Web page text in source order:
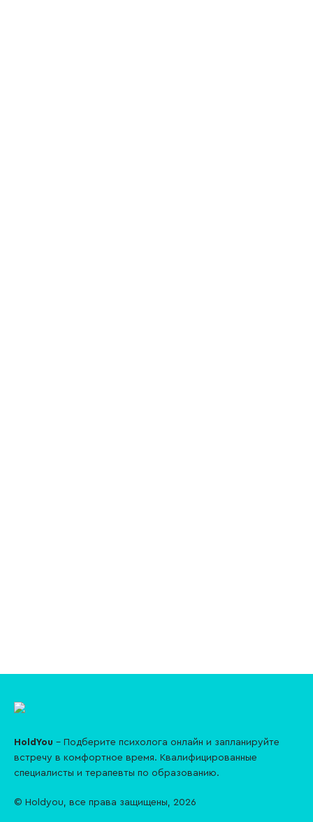
HoldYou – Подберите психолога онлайн и запланируйте
встречу в комфортное время. Квалифицированные
специалисты и терапевты по образованию.
© Holdyou, все права защищены, 2026